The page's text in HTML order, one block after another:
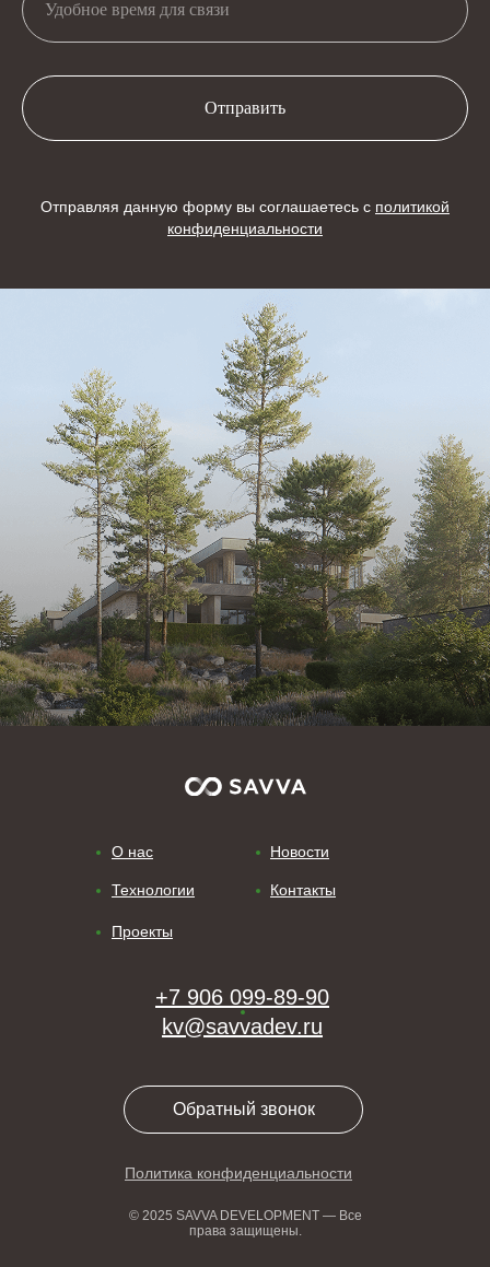
Отправить
Отправляя данную форму вы соглашаетесь с политикой
конфиденциальности
Политика конфиденциальности
Контакты
Новости
Проекты
Технологии
О нас
+7 906 099-89-90
kv@savvadev.ru
© 2025 SAVVA DEVELOPMENT — Все
права защищены.
Обратный звонок